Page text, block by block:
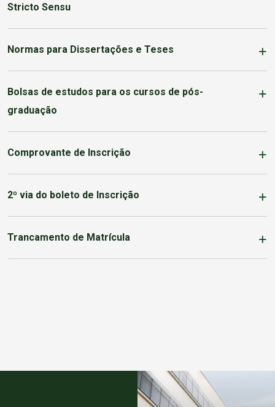
Stricto Sensu
Normas para Dissertações e Teses
Bolsas de estudos para os cursos de pós-
graduação
Comprovante de Inscrição
2º via do boleto de Inscrição
Trancamento de Matrícula